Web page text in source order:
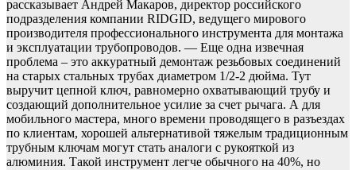
рассказывает Андрей Макаров, директор российского
подразделения компании RIDGID, ведущего мирового
производителя профессионального инструмента для монтажа
и эксплуатации трубопроводов. — Еще одна извечная
проблема – это аккуратный демонтаж резьбовых соединений
на старых стальных трубах диаметром 1/2-2 дюйма. Тут
выручит цепной ключ, равномерно охватывающий трубу и
создающий дополнительное усилие за счет рычага. А для
мобильного мастера, много времени проводящего в разъездах
по клиентам, хорошей альтернативой тяжелым традиционным
трубным ключам могут стать аналоги с рукояткой из
алюминия. Такой инструмент легче обычного на 40%, но